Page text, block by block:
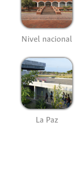
Nivel nacional
La Paz